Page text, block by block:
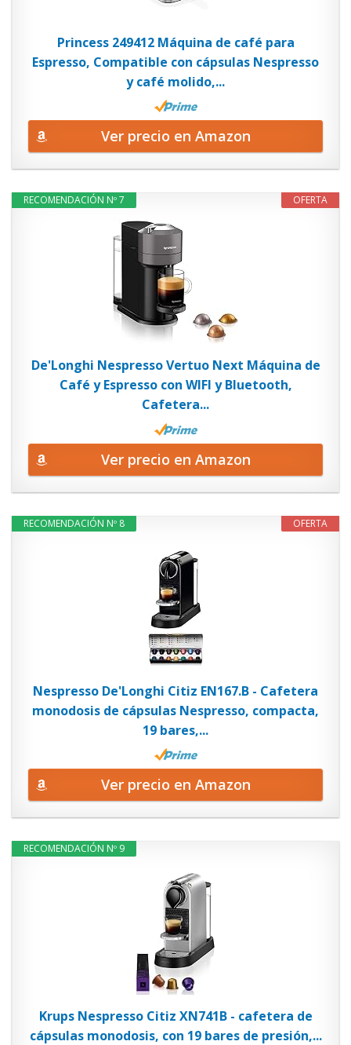
Princess 249412 Máquina de café para
Espresso, Compatible con cápsulas Nespresso
y café molido,...
Ver precio en Amazon
OFERTA
RECOMENDACIÓN Nº 7
De'Longhi Nespresso Vertuo Next Máquina de
Café y Espresso con WIFI y Bluetooth,
Cafetera...
Ver precio en Amazon
OFERTA
RECOMENDACIÓN Nº 8
Nespresso De'Longhi Citiz EN167.B - Cafetera
monodosis de cápsulas Nespresso, compacta,
19 bares,...
Ver precio en Amazon
RECOMENDACIÓN Nº 9
Krups Nespresso Citiz XN741B - cafetera de
cápsulas monodosis, con 19 bares de presión,...